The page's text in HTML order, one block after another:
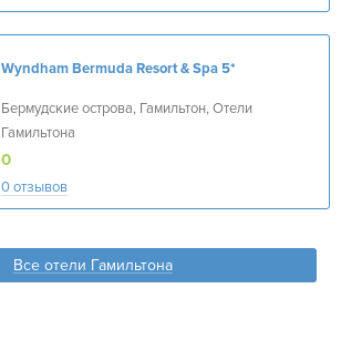
Wyndham Bermuda Resort & Spa5*
Бермудские острова, Гамильтон, Отели
Гамильтона
0
0 отзывов
Все отели Гамильтона